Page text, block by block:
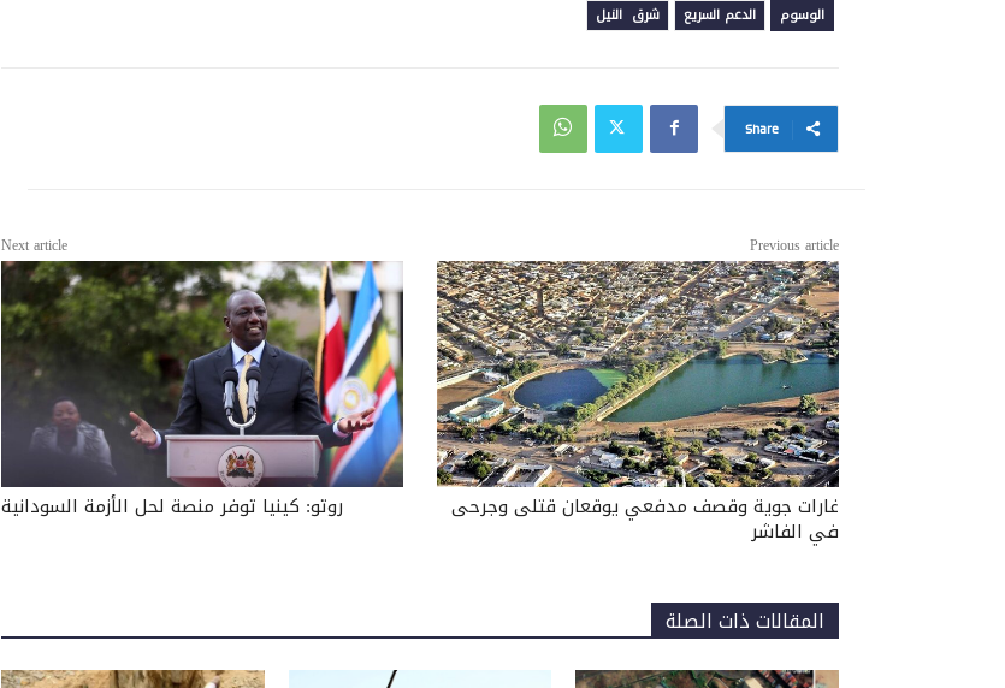
الوسوم الدعم السريع شرق النيل
Share
Previous article
غارات جوية وقصف مدفعي يوقعان قتلى وجرحى
في الفاشر
Next article
روتو: كينيا توفر منصة لحل الأزمة السودانية
المقالات ذات الصلة